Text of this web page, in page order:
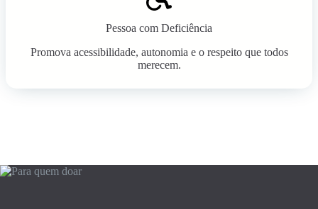
Pessoa com Deficiência
Promova acessibilidade, autonomia e o respeito que todos
merecem.